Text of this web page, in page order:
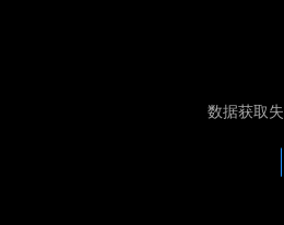
数据获取